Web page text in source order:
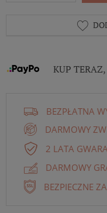
KUP
BEZPŁATNA
DARMOWY
2 LATA
DARMOWY
BEZPIECZNE